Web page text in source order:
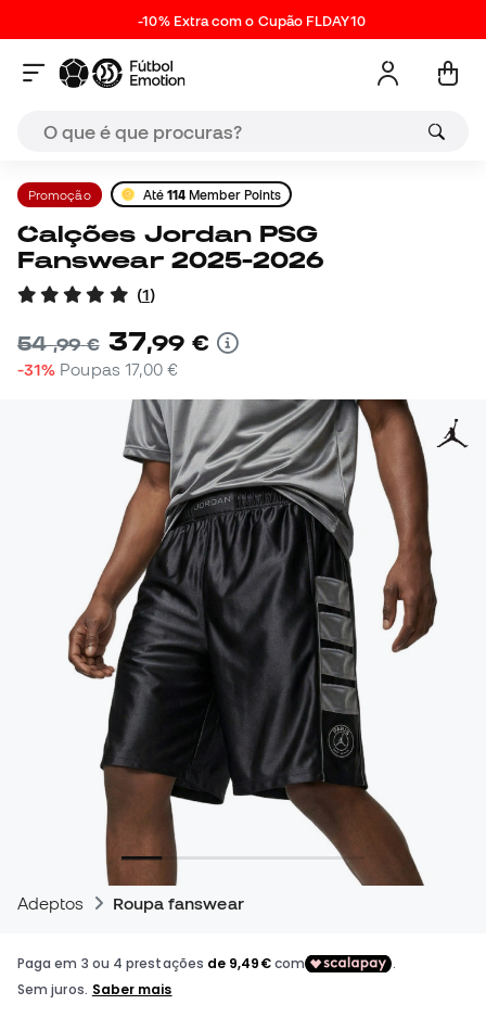
-10% Extra com o Cupão FLDAY10
Promoção Até 114 Member Points
Calções Jordan PSG
Fanswear 2025-2026
(1)
54,99 € 37,99 €
-31% Poupas 17,00 €
Adeptos Roupa fanswear